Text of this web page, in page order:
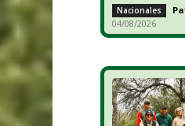
Nacionales
04/08/2026